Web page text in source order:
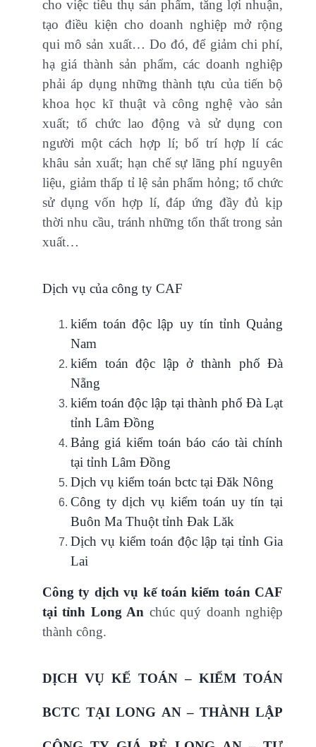
cho việc tiêu thụ sản phẩm, tăng lợi nhuận,
tạo điều kiện cho doanh nghiệp mở rộng
qui mô sản xuất… Do đó, để giảm chi phí,
hạ giá thành sản phẩm, các doanh nghiệp
phải áp dụng những thành tựu của tiến bộ
khoa học kĩ thuật và công nghệ vào sản
xuất; tổ chức lao động và sử dụng con
người một cách hợp lí; bố trí hợp lí các
khâu sản xuất; hạn chế sự lãng phí nguyên
liệu, giảm thấp tỉ lệ sản phẩm hỏng; tổ chức
sử dụng vốn hợp lí, đáp ứng đầy đủ kịp
thời nhu cầu, tránh những tổn thất trong sản
xuất…
Dịch vụ của công ty CAF
kiểm toán độc lập uy tín tỉnh Quảng
Nam
kiểm toán độc lập ở thành phố Đà
Nẵng
kiểm toán độc lập tại thành phố Đà Lạt
tỉnh Lâm Đồng
Bảng giá kiểm toán báo cáo tài chính
tại tỉnh Lâm Đồng
Dịch vụ kiểm toán bctc tại Đăk Nông
Công ty dịch vụ kiểm toán uy tín tại
Buôn Ma Thuột tỉnh Đak Lăk
Dịch vụ kiểm toán độc lập tại tỉnh Gia
Lai
Công ty dịch vụ kế toán kiểm toán CAF
tại tỉnh Long An chúc quý doanh nghiệp
thành công.
DỊCH VỤ KẾ TOÁN – KIỂM TOÁN
BCTC TẠI LONG AN – THÀNH LẬP